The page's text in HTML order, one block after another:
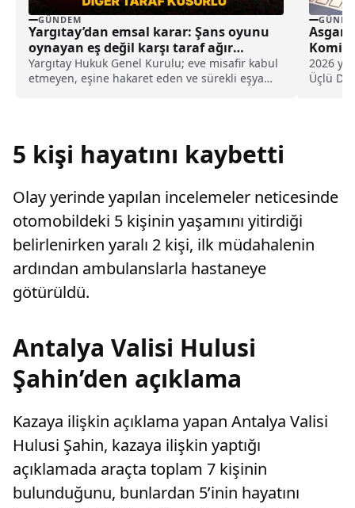
GÜNDEM
Yargıtay’dan emsal karar: Şans oyunu
oynayan eş değil karşı taraf ağır
kusurlu sayıldı
Yargıtay Hukuk Genel Kurulu; eve misafir kabul
etmeyen, eşine hakaret eden ve sürekli eşya
Asgari
2026
Üçlü
5 kişi hayatını kaybetti
Olay yerinde yapılan incelemeler neticesinde
otomobildeki 5 kişinin yaşamını yitirdiği
belirlenirken yaralı 2 kişi, ilk müdahalenin
ardından ambulanslarla hastaneye
götürüldü.
Antalya Valisi Hulusi
Şahin’den açıklama
Kazaya ilişkin açıklama yapan Antalya Valisi
Hulusi Şahin, kazaya ilişkin yaptığı
açıklamada araçta toplam 7 kişinin
bulunduğunu, bunlardan 5’inin hayatını